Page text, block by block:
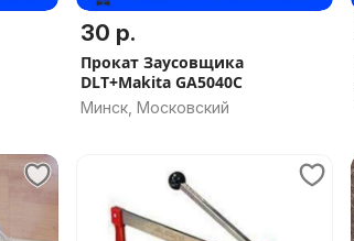
30 р.
Прокат Заусовщика
DLT+Makita GA5040C
Минск, Московский